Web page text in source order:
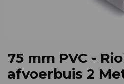
75 mm PVC -
afvoerbuis 2